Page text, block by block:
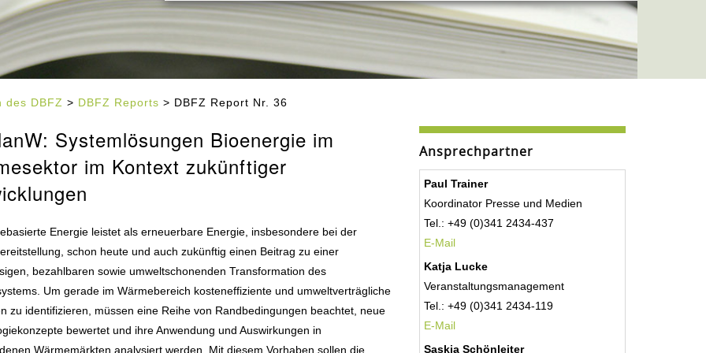
des DBFZ > DBFZ Reports > DBFZ Report Nr. 36
Systemlösungen Bioenergie im
im Kontext zukünftiger
Energie leistet als erneuerbare Energie, insbesondere bei der
schon heute und auch zukünftig einen Beitrag zu einer
bezahlbaren sowie umweltschonenden Transformation des
Um gerade im Wärmebereich kosteneffiziente und umweltverträgliche
zu identifizieren, müssen eine Reihe von Randbedingungen beachtet, neue
bewertet und ihre Anwendung und Auswirkungen in
Wärmemärkten analysiert werden. Mit diesem Vorhaben sollen die
Ansprechpartner
Paul Trainer
Koordinator Presse und Medien
Tel.: +49 (0)341 2434-437
E-Mail
Katja Lucke
Veranstaltungsmanagement
Tel.: +49 (0)341 2434-119
E-Mail
Saskia Schönleiter